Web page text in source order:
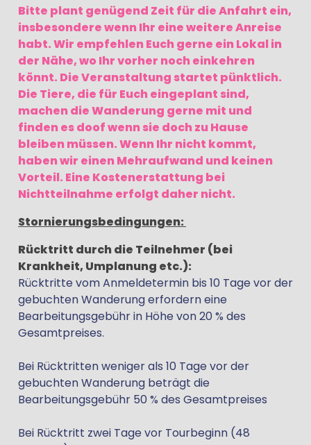
Bitte plant genügend Zeit für die Anfahrt ein,
insbesondere wenn Ihr eine weitere Anreise
habt. Wir empfehlen Euch gerne ein Lokal in
der Nähe, wo Ihr vorher noch einkehren
könnt. Die Veranstaltung startet pünktlich.
Die Tiere, die für Euch eingeplant sind,
machen die Wanderung gerne mit und
finden es doof wenn sie doch zu Hause
bleiben müssen. Wenn Ihr nicht kommt,
haben wir einen Mehraufwand und keinen
Vorteil. Eine Kostenerstattung bei
Nichtteilnahme erfolgt daher nicht.
Stornierungsbedingungen:
Rücktritt durch die Teilnehmer (bei
Krankheit, Umplanung etc.):
Rücktritte vom Anmeldetermin bis 10 Tage vor der
gebuchten Wanderung erfordern eine
Bearbeitungsgebühr in Höhe von 20 % des
Gesamtpreises.
Bei Rücktritten weniger als 10 Tage vor der
gebuchten Wanderung beträgt die
Bearbeitungsgebühr 50 % des Gesamtpreises
Bei Rücktritt zwei Tage vor Tourbeginn (48